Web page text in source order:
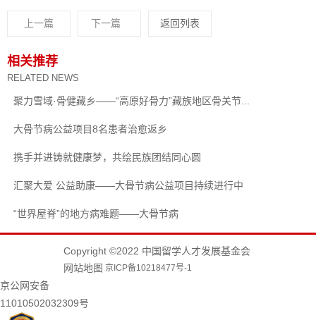
上一篇 下一篇 返回列表
相关推荐
RELATED NEWS
聚力雪域·骨健藏乡——“高原好骨力”藏族地区骨关节...
大骨节病公益项目8名患者治愈返乡
携手并进铸就健康梦，共绘民族团结同心圆
汇聚大爱 公益助康——大骨节病公益项目持续进行中
“世界屋脊”的地方病难题——大骨节病
Copyright ©2022 中国留学人才发展基金会
网站地图 京ICP备10218477号-1
京公网安备
11010502032309号